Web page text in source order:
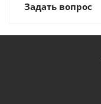
Задать вопрос